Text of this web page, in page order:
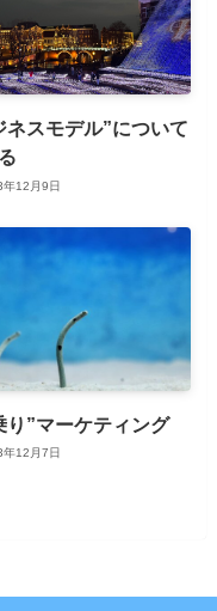
ネスモデル”について
12月9日
り”マーケティング
12月7日